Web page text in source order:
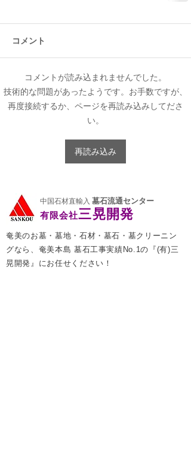
コメント
コメントが読み込まれませんでした。
技術的な問題があったようです。お手数ですが、
再度接続するか、ページを再読み込みしてださ
い。
再読み込み
有限会社三晃開発
中国石材直輸入 墓石流通センター
奄美のお墓・墓地・石材・墓石・墓クリーニン
グなら、奄美本島 墓石工事実績No.1の『(有)三
晃開発』にお任せください！